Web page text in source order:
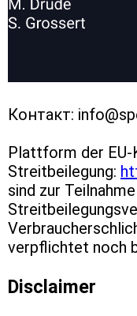
Контакт:
Plattform der EU-
Streitbeilegung:
sind zur
verpflichtet noch
Disclaimer